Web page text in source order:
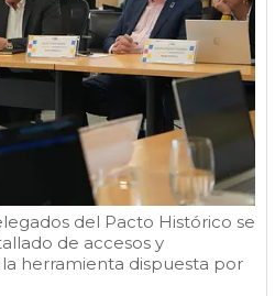
del Pacto Histórico se
de accesos y
herramienta dispuesta por